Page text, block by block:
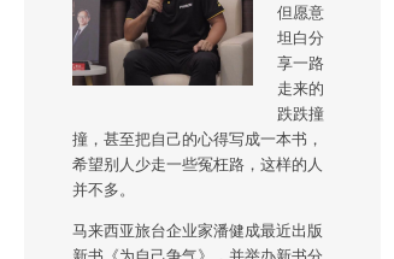
但愿意
坦白分
享一路
走来的
跌跌撞
撞，甚至把自己的心得写成一本书，
希望别人少走一些冤枉路，这样的人
并不多。
马来西亚旅台企业家潘健成最近出版